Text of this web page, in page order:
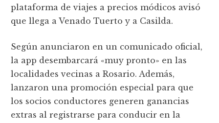
plataforma de viajes a precios módicos avisó
que llega a Venado Tuerto y a Casilda.
Según anunciaron en un comunicado oficial,
la app desembarcará «muy pronto» en las
localidades vecinas a Rosario. Además,
lanzaron una promoción especial para que
los socios conductores generen ganancias
extras al registrarse para conducir en la